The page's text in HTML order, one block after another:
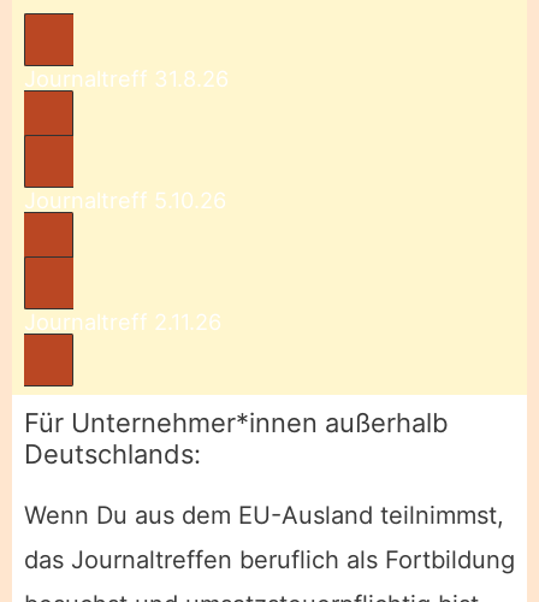
Journaltreff 31.8.26
Journaltreff 5.10.26
Journaltreff 2.11.26
Für Unternehmer*innen außerhalb
Deutschlands:
Wenn Du aus dem EU-Ausland teilnimmst,
das Journaltreffen beruflich als Fortbildung